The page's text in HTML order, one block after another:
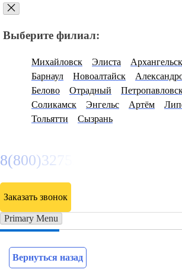
Выберите филиал:
Михайловск Элиста Архангельск
Барнаул
Новоалтайск
Белово
Отрадный
Соликамск
Энгельс Артём
Тольятти
Сызрань
8(800)3275280
Заказать звонок
Primary Menu
Вернуться назад